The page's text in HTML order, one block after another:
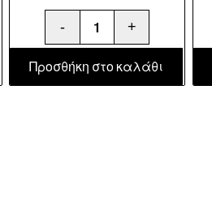
Προσθήκη στο καλάθι